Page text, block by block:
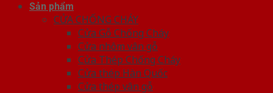
Sản phẩm
CỬA CHỐNG CHÁY
Cửa Gỗ Chống Cháy
Cửa nhôm vân gỗ
Cửa Thép Chống Cháy
Cửa thép Hàn Quốc
Cửa thép vân gỗ